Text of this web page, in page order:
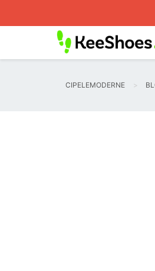
CIPELEMODERNE